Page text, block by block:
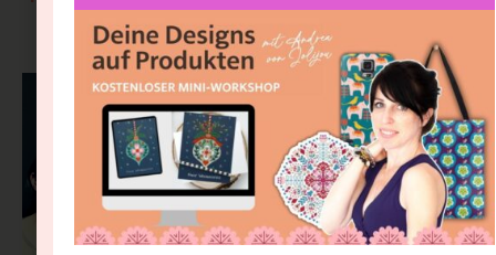
du stattdessen brauchst)